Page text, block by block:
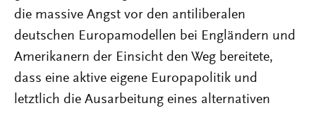
die massive Angst vor den antiliberalen
deutschen Europamodellen bei Engländern und
Amerikanern der Einsicht den Weg bereitete,
dass eine aktive eigene Europapolitik und
letztlich die Ausarbeitung eines alternativen